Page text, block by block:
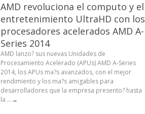
AMD revoluciona el computo y el
entretenimiento UltraHD con los
procesadores acelerados AMD A-
Series 2014
AMD lanzo? sus nuevas Unidades de
Procesamiento Acelerado (APUs) AMD A-Series
2014, los APUs ma?s avanzados, con el mejor
rendimiento y los ma?s amigables para
desarrolladores que la empresa presento? hasta
la ...→